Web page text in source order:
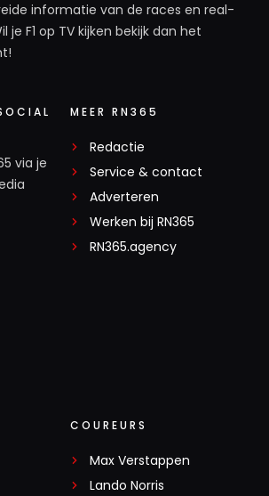
informatie van de races en real-
F1 op TV kijken bekijk dan het
via je
MEER RN365
Redactie
Service & contact
Adverteren
Werken bij RN365
RN365.agency
COUREURS
Max Verstappen
Lando Norris